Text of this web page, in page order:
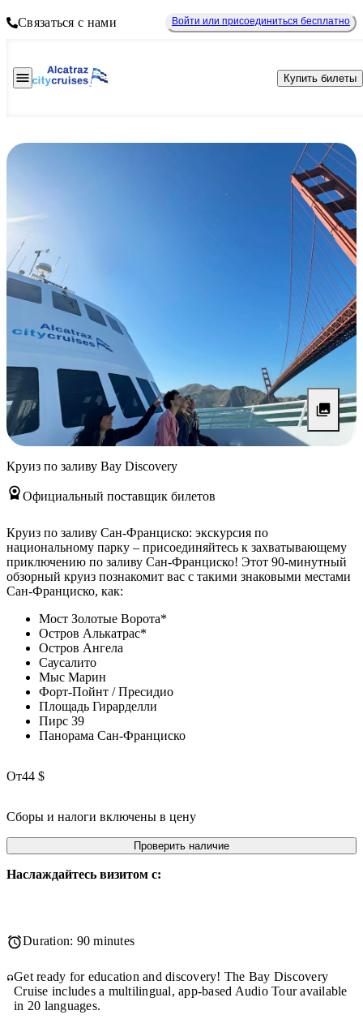
Связаться с нами Войти или присоединиться бесплатно
Купить билеты
Круиз по заливу Bay Discovery
Официальный поставщик билетов
Круиз по заливу Сан-Франциско: экскурсия по
национальному парку – присоединяйтесь к захватывающему
приключению по заливу Сан-Франциско! Этот 90-минутный
обзорный круиз познакомит вас с такими знаковыми местами
Сан-Франциско, как:
Мост Золотые Ворота*
Остров Алькатрас*
Остров Ангела
Саусалито
Мыс Марин
Форт-Пойнт / Пресидио
Площадь Гирарделли
Пирс 39
Панорама Сан-Франциско
От44 $
Сборы и налоги включены в цену
Проверить наличие
Наслаждайтесь визитом с:
Duration: 90 minutes
Get ready for education and discovery! The Bay Discovery
Cruise includes a multilingual, app-based Audio Tour available
in 20 languages.